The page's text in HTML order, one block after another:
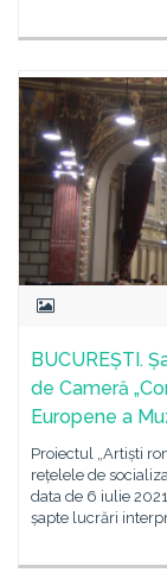
BUCUREȘTI.
de Cameră
Europene a
Proiectul „Artiști
rețelele de
data de 6 iulie
șapte lucrări